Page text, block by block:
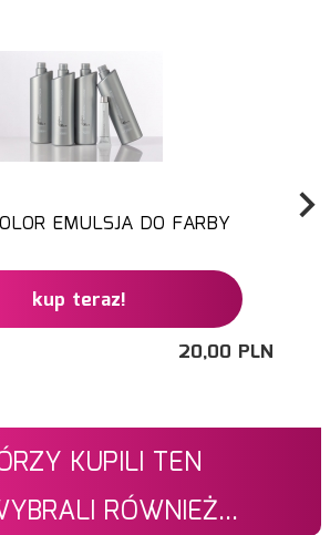
EMULSJA DO FARBY
kup teraz!
20,00 PLN
KUPILI TEN
RÓWNIEŻ...